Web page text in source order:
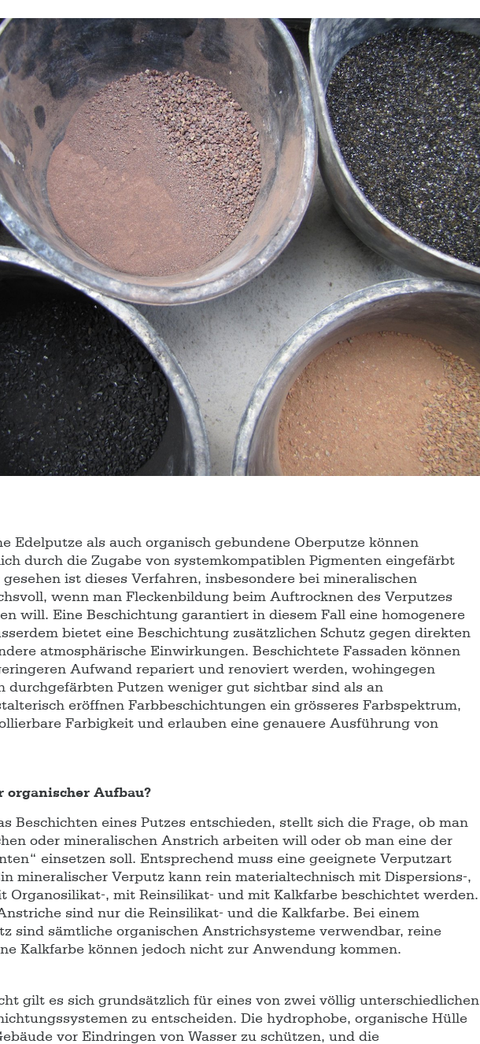
Edelputze als auch organisch gebundene Oberputze können
durch die Zugabe von systemkompatiblen Pigmenten eingefärbt
ist dieses Verfahren, insbesondere bei mineralischen
wenn man Fleckenbildung beim Auftrocknen des Verputzes
will. Eine Beschichtung garantiert in diesem Fall eine homogenere
bietet eine Beschichtung zusätzlichen Schutz gegen direkten
atmosphärische Einwirkungen. Beschichtete Fassaden können
Aufwand repariert und renoviert werden, wohingegen
durchgefärbten Putzen weniger gut sichtbar sind als an
eröffnen Farbbeschichtungen ein grösseres Farbspektrum,
Farbigkeit und erlauben eine genauere Ausführung von
organischer Aufbau?
Beschichten eines Putzes entschieden, stellt sich die Frage, ob man
oder mineralischen Anstrich arbeiten will oder ob man eine der
einsetzen soll. Entsprechend muss eine geeignete Verputzart
mineralischer Verputz kann rein materialtechnisch mit Dispersions-,
Organosilikat-, mit Reinsilikat- und mit Kalkfarbe beschichtet werden.
sind nur die Reinsilikat- und die Kalkfarbe. Bei einem
sind sämtliche organischen Anstrichsysteme verwendbar, reine
Kalkfarbe können jedoch nicht zur Anwendung kommen.
gilt es sich grundsätzlich für eines von zwei völlig unterschiedlichen
zu entscheiden. Die hydrophobe, organische Hülle
vor Eindringen von Wasser zu schützen, und die